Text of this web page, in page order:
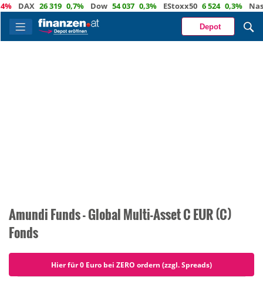
DAX 26 319 0,7% Dow 54 037 0,3% EStoxx50 6 524 0,3%
Depot
Amundi Funds - Global Multi-Asset C EUR (C)
Fonds
Hier für 0 Euro bei ZERO ordern (zzgl. Spreads)